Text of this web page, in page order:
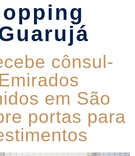
cônsul-
em São
portas para